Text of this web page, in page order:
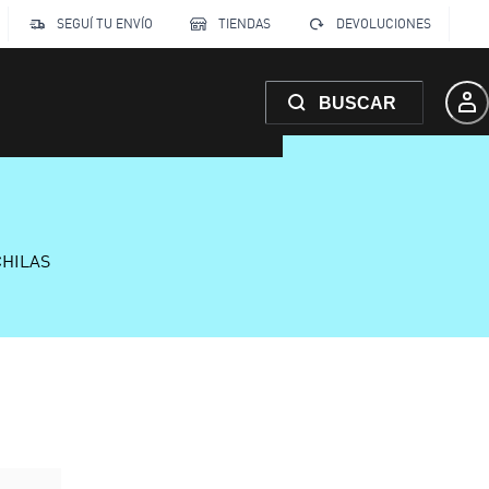
SEGUÍ TU ENVÍO
TIENDAS DEVOLUCIONES
BUSCAR